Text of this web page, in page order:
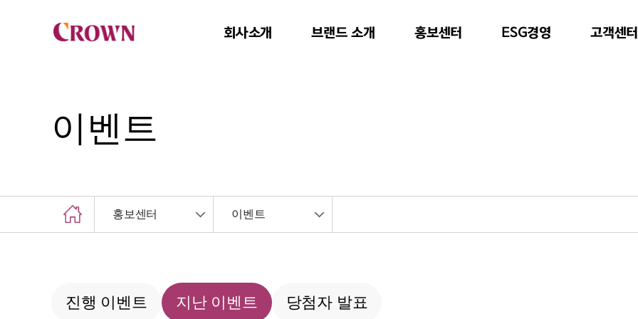
회사소개 브랜드 소개 홍보센터 ESG경영 고객센터
이벤트
홍보센터 이벤트
진행 이벤트 지난 이벤트 당첨자 발표